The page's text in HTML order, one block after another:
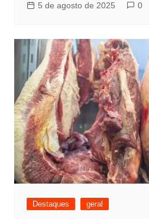
5 de agosto de 2025
0
Destaques geral